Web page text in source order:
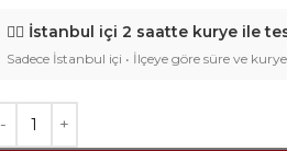
🚴‍♂️ İstanbul içi 2 saatte kurye ile
Sadece İstanbul içi • İlçeye göre süre ve